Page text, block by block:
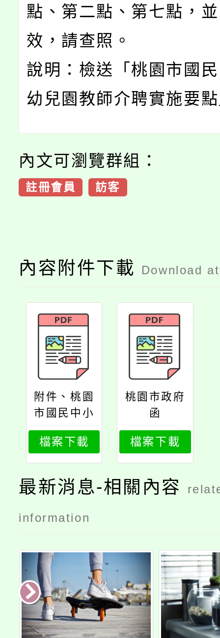
點、第二點、第七點，
效，請查照。
說明：檢送「桃園市國
幼兒園教師介聘實施要
內文可瀏覽群組：
註冊會員 訪客
內容附件下載 Download
附件、桃園
市國民中小
學及幼兒園
教師介聘實
施要點
檔案下載
桃園市政府
函
檔案下載
最新消息-相關內容
information